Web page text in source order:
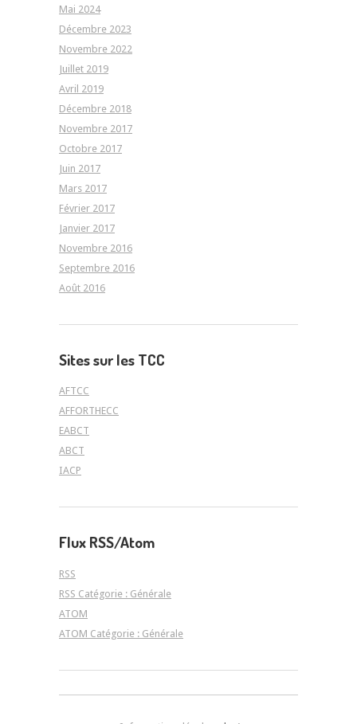
Mai 2024
Décembre 2023
Novembre 2022
Juillet 2019
Avril 2019
Décembre 2018
Novembre 2017
Octobre 2017
Juin 2017
Mars 2017
Février 2017
Janvier 2017
Novembre 2016
Septembre 2016
Août 2016
Sites sur les TCC
AFTCC
AFFORTHECC
EABCT
ABCT
IACP
Flux RSS/Atom
RSS
RSS Catégorie : Générale
ATOM
ATOM Catégorie : Générale